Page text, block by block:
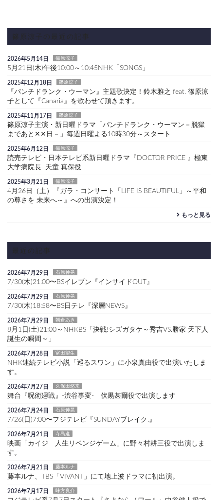
篠原涼子の最近の記事
2026年5月14日 篠原涼子
5月21日(木)午後10:00～10:45NHK「SONGS」
2025年12月18日 篠原涼子
『パンチドランク・ウーマン』主題歌決定！鈴木雅之 feat. 篠原涼
子として『Canaria』を歌わせて頂きます。
2025年11月17日 篠原涼子
篠原涼子主演・新日曜ドラマ「パンチドランク・ウーマン－脱獄
まであと✕✕日－」毎週日曜よる10時30分～スタート
2025年6月12日 篠原涼子
読売テレビ・日本テレビ系新日曜ドラマ『DOCTOR PRICE 』極東
大学病院長 天童 真保役
2025年3月21日 篠原涼子
4月26日（土）『ガラ・コンサート「LIFE IS BEAUTIFUL」～平和
の尊さを 未来へ～』への出演決定！
もっと見る
最近の記事
2026年7月29日 石原伸晃
7/30(木)21:00〜BSイレブン『インサイドOUT』
2026年7月29日 石原伸晃
7/30(木)18:58〜BS日テレ『深層NEWS』
2026年7月29日 朝倉あき
8月1日(土)21:00～NHKBS「決戦!シズガタケ～秀吉VS.勝家 天下人
誕生の瞬間～」
2026年7月28日 富田望生
NHK連続テレビ小説「巡るスワン」に小泉真由役で出演いたしま
す。
2026年7月27日 久保田悠来
舞台『呪術廻戦』-渋谷事変- 伏黒甚爾役で出演します
2026年7月24日 石原伸晃
7/26(日)7:00〜フジテレビ『SUNDAYブレイク.』
2026年7月21日 寺島進
映画「カイジ 人生リベンジゲーム」に野々村耕三役で出演しま
す。
2026年7月21日 藤本ルナ
藤本ルナ、TBS「VIVANT」にて地上波ドラマに初出演。
2026年7月17日 味方良介